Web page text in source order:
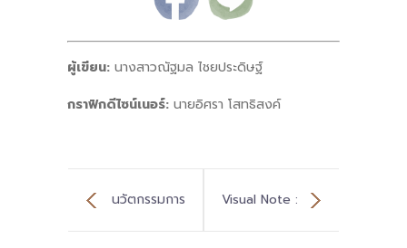
ผู้เขียน: นางสาวณัฐมล ไชยประดิษฐ์
กราฟิกดีไซน์เนอร์: นายอิศรา โสทธิสงค์
นวัตกรรมการ Visual Note :